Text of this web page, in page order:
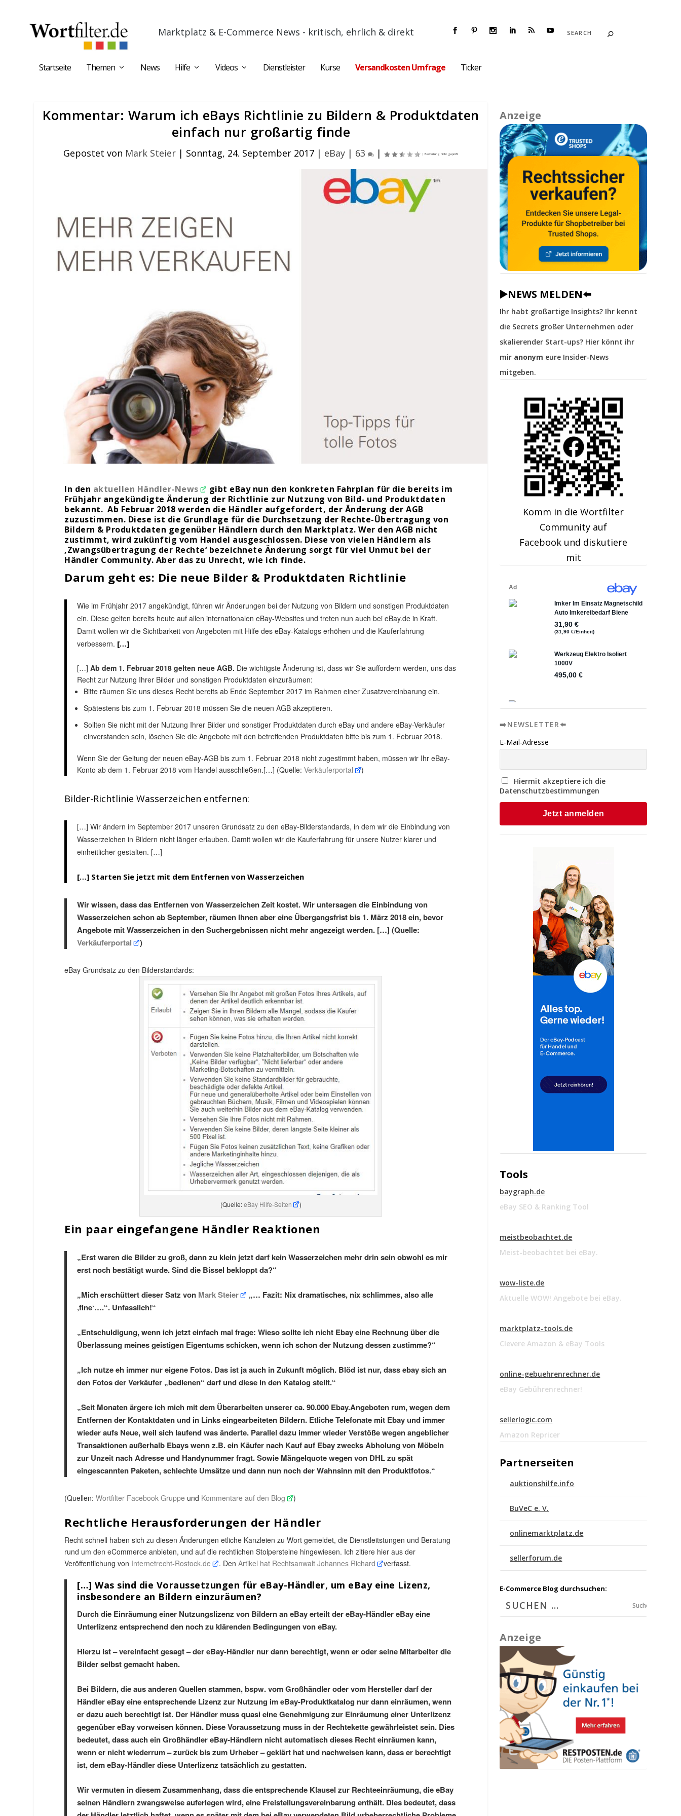
Marktplatz & E-Commerce News - kritisch, ehrlich & direkt
Startseite Themen News Hilfe Videos Dienstleister Kurse Versandkosten Umfrage Ticker
Kommentar: Warum ich eBays Richtlinie zu Bildern & Produktdaten
einfach nur großartig finde
Gepostet von Mark Steier | Sonntag, 24. September 2017 | eBay | 63 |
In den aktuellen Händler-News
gibt eBay nun den konkreten Fahrplan für die bereits im
Frühjahr angekündigte Änderung der Richtlinie zur Nutzung von Bild- und Produktdaten
bekannt. Ab Februar 2018 werden die Händler aufgefordert, der Änderung der AGB
zuzustimmen. Diese ist die Grundlage für die Durchsetzung der Rechte-Übertragung von
Bildern & Produktdaten gegenüber Händlern durch den Marktplatz. Wer den AGB nicht
zustimmt, wird zukünftig vom Handel ausgeschlossen. Diese von vielen Händlern als
‚Zwangsübertragung der Rechte‘ bezeichnete Änderung sorgt für viel Unmut bei der
Händler Community. Aber das zu Unrecht, wie ich finde.
Darum geht es: Die neue Bilder & Produktdaten Richtlinie
Wie im Frühjahr 2017 angekündigt, führen wir Änderungen bei der Nutzung von Bildern und sonstigen Produktdaten
ein. Diese gelten bereits heute auf allen internationalen eBay-Websites und treten nun auch bei eBay.de in Kraft.
Damit wollen wir die Sichtbarkeit von Angeboten mit Hilfe des eBay-Katalogs erhöhen und die Kauferfahrung
verbessern. […]
[…] Ab dem 1. Februar 2018 gelten neue AGB. Die wichtigste Änderung ist, dass wir Sie auffordern werden, uns das
Recht zur Nutzung Ihrer Bilder und sonstigen Produktdaten einzuräumen:
Bitte räumen Sie uns dieses Recht bereits ab Ende September 2017 im Rahmen einer Zusatzvereinbarung ein.
Spätestens bis zum 1. Februar 2018 müssen Sie die neuen AGB akzeptieren.
Sollten Sie nicht mit der Nutzung Ihrer Bilder und sonstiger Produktdaten durch eBay und andere eBay-Verkäufer
einverstanden sein, löschen Sie die Angebote mit den betreffenden Produktdaten bitte bis zum 1. Februar 2018.
Wenn Sie der Geltung der neuen eBay-AGB bis zum 1. Februar 2018 nicht zugestimmt haben, müssen wir Ihr eBay-
Konto ab dem 1. Februar 2018 vom Handel ausschließen.[…] (Quelle:Verkäuferportal )
Bilder-Richtlinie Wasserzeichen entfernen:
[…] Wir ändern im September 2017 unseren Grundsatz zu den eBay-Bilderstandards, in dem wir die Einbindung von
Wasserzeichen in Bildern nicht länger erlauben. Damit wollen wir die Kauferfahrung für unsere Nutzer klarer und
einheitlicher gestalten. […]
[…] Starten Sie jetzt mit dem Entfernen von Wasserzeichen
Wir wissen, dass das Entfernen von Wasserzeichen Zeit kostet. Wir untersagen die Einbindung von
Wasserzeichen schon ab September, räumen Ihnen aber eine Übergangsfrist bis 1. März 2018 ein, bevor
Angebote mit Wasserzeichen in den Suchergebnissen nicht mehr angezeigt werden. […] (Quelle:
Verkäuferportal )
eBay Grundsatz zu den Bilderstandards:
(Quelle:eBay Hilfe-Seiten )
Ein paar eingefangene Händler Reaktionen
„Erst waren die Bilder zu groß, dann zu klein jetzt darf kein Wasserzeichen mehr drin sein obwohl es mir
erst noch bestätigt wurde. Sind die Bissel bekloppt da?“
„Mich erschüttert dieser Satz von Mark Steier
„… Fazit: Nix dramatisches, nix schlimmes, also alle
‚fine‘….“. Unfasslich!“
„Entschuldigung, wenn ich jetzt einfach mal frage: Wieso sollte ich nicht Ebay eine Rechnung über die
Überlassung meines geistigen Eigentums schicken, wenn ich schon der Nutzung dessen zustimme?“
„Ich nutze eh immer nur eigene Fotos. Das ist ja auch in Zukunft möglich. Blöd ist nur, dass ebay sich an
den Fotos der Verkäufer „bedienen“ darf und diese in den Katalog stellt.“
„Seit Monaten ärgere ich mich mit dem Überarbeiten unserer ca. 90.000 Ebay.Angeboten rum, wegen dem
Entfernen der Kontaktdaten und in Links eingearbeiteten Bildern. Etliche Telefonate mit Ebay und immer
wieder aufs Neue, weil sich laufend was änderte. Parallel dazu immer wieder Verstöße wegen angeblicher
Transaktionen außerhalb Ebays wenn z.B. ein Käufer nach Kauf auf Ebay zwecks Abholung von Möbeln
zur Unzeit nach Adresse und Handynummer fragt. Sowie Mängelquote wegen von DHL zu spät
eingescannten Paketen, schlechte Umsätze und dann nun noch der Wahnsinn mit den Produktfotos.“
(Quellen:Wortfilter Facebook Gruppe und Kommentare auf den Blog )
Rechtliche Herausforderungen der Händler
Recht schnell haben sich zu diesen Änderungen etliche Kanzleien zu Wort gemeldet, die Dienstleitstungen und Beratung
rund um den eCommerce anbieten, und auf die rechtlichen Stolpersteine hingewiesen. Ich zitiere hier aus der
Veröffentlichung von Internetrecht-Rostock.de . DenArtikel hat Rechtsanwalt Johannes Richard verfasst.
[…] Was sind die Voraussetzungen für eBay-Händler, um eBay eine Lizenz,
insbesondere an Bildern einzuräumen?
Durch die Einräumung einer Nutzungslizenz von Bildern an eBay erteilt der eBay-Händler eBay eine
Unterlizenz entsprechend den noch zu klärenden Bedingungen von eBay.
Hierzu ist – vereinfacht gesagt – der eBay-Händler nur dann berechtigt, wenn er oder seine Mitarbeiter die
Bilder selbst gemacht haben.
Bei Bildern, die aus anderen Quellen stammen, bspw. vom Großhändler oder vom Hersteller darf der
Händler eBay eine entsprechende Lizenz zur Nutzung im eBay-Produktkatalog nur dann einräumen, wenn
er dazu auch berechtigt ist. Der Händler muss quasi eine Genehmigung zur Einräumung einer Unterlizenz
gegenüber eBay vorweisen können. Diese Voraussetzung muss in der Rechtekette gewährleistet sein. Dies
bedeutet, dass auch ein Großhändler eBay-Händlern nicht automatisch dieses Recht einräumen kann,
wenn er nicht wiederrum – zurück bis zum Urheber – geklärt hat und nachweisen kann, dass er berechtigt
ist, dem eBay-Händler diese Unterlizenz tatsächlich zu gestatten.
Wir vermuten in diesem Zusammenhang, dass die entsprechende Klausel zur Rechteeinräumung, die eBay
seinen Händlern zwangsweise auferlegen wird, eine Freistellungsvereinbarung enthält. Dies bedeutet, dass
Anzeige
▶️NEWS MELDEN⬅️
Ihr habt großartige Insights? Ihr kennt
die Secrets großer Unternehmen oder
skalierender Start-ups? Hier könnt ihr
mir anonym eure Insider-News
mitgeben.
Komm in die Wortfilter
Community auf
Facebook und diskutiere
mit
➡️NEWSLETTER⬅️
E-Mail-Adresse
Hiermit akzeptiere ich die
Datenschutzbestimmungen
Tools
baygraph.de
eBay SEO & Ranking Tool
meistbeobachtet.de
Meist-beobachtet bei eBay.
wow-liste.de
Aktuelle WOW! Angebote bei eBay.
marktplatz-tools.de
Clevere Amazon & eBay Tools
online-gebuehrenrechner.de
eBay Gebührenrechner!
sellerlogic.com
Amazon Repricer
Partnerseiten
auktionshilfe.info
BuVeC e. V.
onlinemarktplatz.de
sellerforum.de
E-Commerce Blog durchsuchen:
Suchen
Anzeige